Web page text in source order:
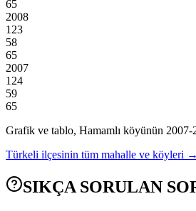
65
2008
123
58
65
2007
124
59
65
Grafik ve tablo, Hamamlı köyünün 2007-
Türkeli ilçesinin tüm mahalle ve köyleri →
SIKÇA SORULAN